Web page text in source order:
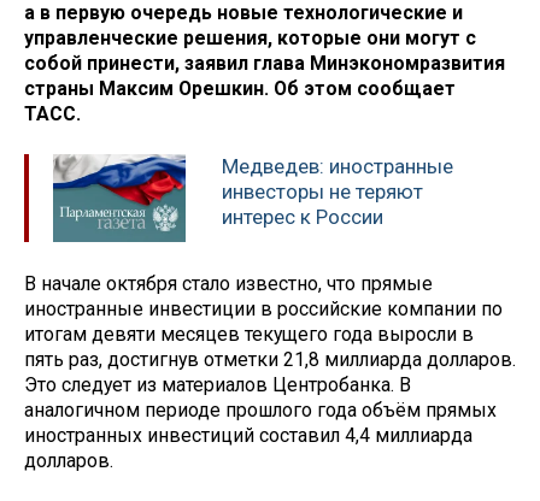
а в первую очередь новые технологические и
управленческие решения, которые они могут с
собой принести, заявил глава Минэкономразвития
страны Максим Орешкин. Об этом сообщает
ТАСС.
Медведев: иностранные
инвесторы не теряют
интерес к России
В начале октября стало известно, что прямые
иностранные инвестиции в российские компании по
итогам девяти месяцев текущего года выросли в
пять раз, достигнув отметки 21,8 миллиарда долларов.
Это следует из материалов Центробанка. В
аналогичном периоде прошлого года объём прямых
иностранных инвестиций составил 4,4 миллиарда
долларов.